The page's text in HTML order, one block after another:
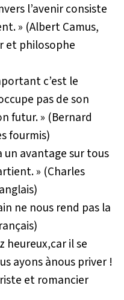
l’avenir consiste
» (Albert Camus,
et philosophe
c’est le
pas de son
futur. » (Bernard
fourmis)
avantage sur tous
» (Charles
ne nous rend pas la
heureux,car il se
ayons ànous priver !
et romancier